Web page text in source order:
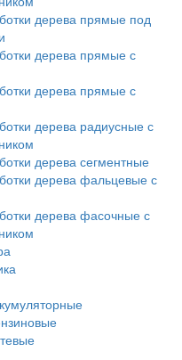
дерева прямые под
дерева прямые с
дерева прямые с
дерева радиусные с
дерева сегментные
дерева фальцевые с
дерева фасочные с